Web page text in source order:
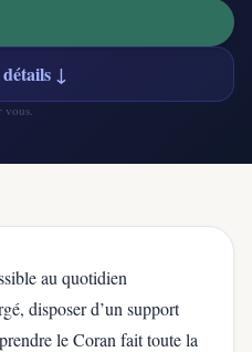
↓
vous.
au quotidien
disposer d’un support
le Coran fait toute la